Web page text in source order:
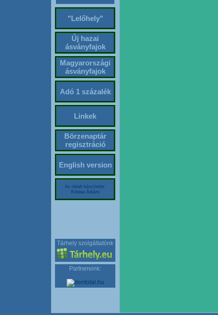
"Lelőhely"
Új hazai
ásványfajok
Magyarországi
ásványfajok
Adó 1 százalék
Linkek
Börzenaptár
regisztráció
English version
Az oldalt készítette:
Kriska Ádám
Tárhely szolgáltatónk
Partnereink: